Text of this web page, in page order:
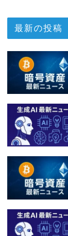
最新の投稿